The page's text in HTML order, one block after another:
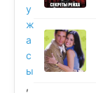
у
ж
а
с
ы
,